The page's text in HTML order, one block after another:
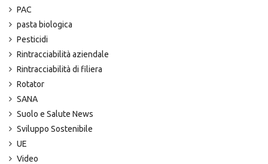
PAC
pasta biologica
Pesticidi
Rintracciabilità aziendale
Rintracciabilità di filiera
Rotator
SANA
Suolo e Salute News
Sviluppo Sostenibile
UE
Video